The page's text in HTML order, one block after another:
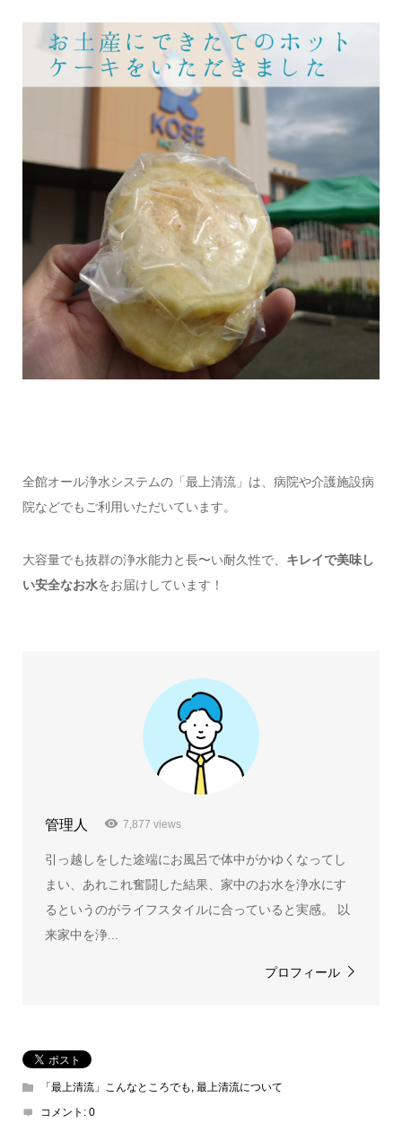
全館オール浄水システムの「最上清流」は、病院や介護施設病
院などでもご利用いただいています。
大容量でも抜群の浄水能力と長〜い耐久性で、 キレイで美味し
い安全なお水をお届けしています！
管理人 7,877 views
引っ越しをした途端にお風呂で体中がかゆくなってし
まい、あれこれ奮闘した結果、家中のお水を浄水にす
るというのがライフスタイルに合っていると実感。 以
来家中を浄...
プロフィール
「最上清流」こんなところでも , 最上清流について
コメント: 0